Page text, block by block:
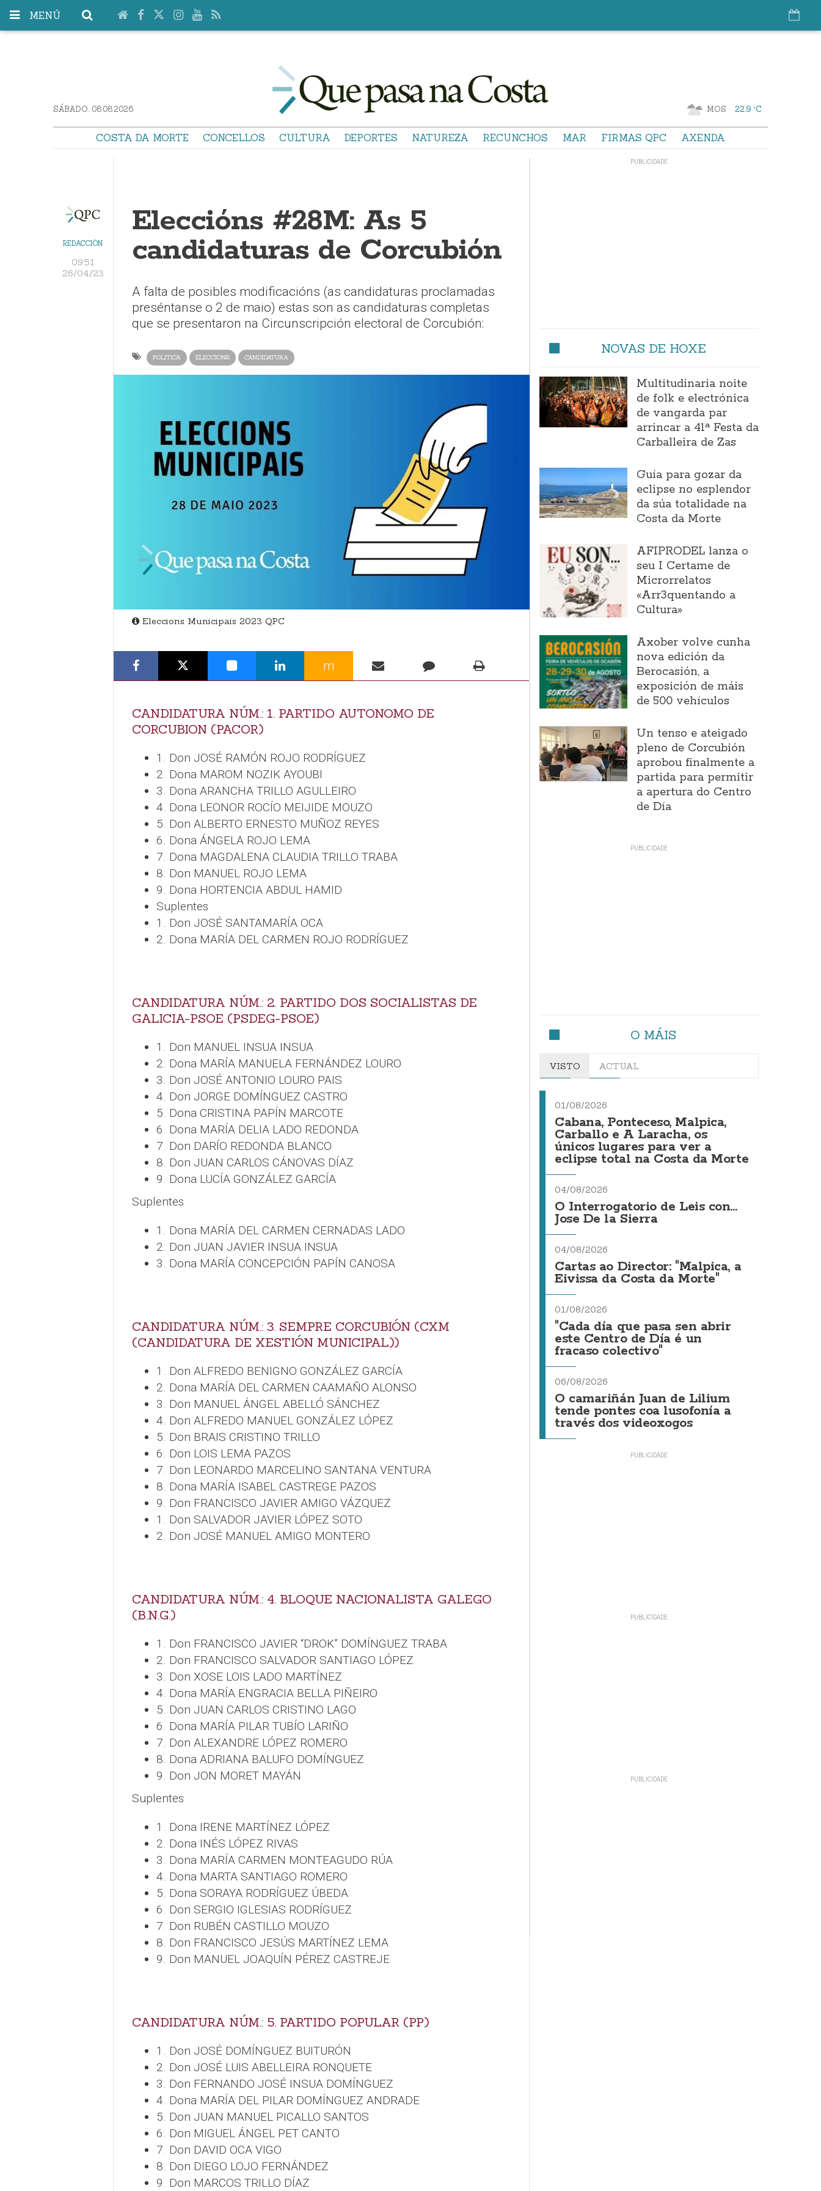
MENÚ
SÁBADO. 08.08.2026 MOS 22.9 °C
COSTA DA MORTE CONCELLOS CULTURA DEPORTES NATUREZA RECUNCHOS MAR FIRMAS QPC AXENDA
REDACCIÓN
09:51
26/04/23
Eleccións #28M: As 5
candidaturas de Corcubión
A falta de posibles modificacións (as candidaturas proclamadas
preséntanse o 2 de maio) estas son as candidaturas completas
que se presentaron na Circunscripción electoral de Corcubión:
POLITICA ELECCIONS CANDIDATURA
Eleccions Municipais 2023 QPC
m
CANDIDATURA NÚM.: 1. PARTIDO AUTONOMO DE
CORCUBION (PACOR)
1. Don JOSÉ RAMÓN ROJO RODRÍGUEZ
2. Dona MAROM NOZIK AYOUBI
3. Dona ARANCHA TRILLO AGULLEIRO
4. Dona LEONOR ROCÍO MEIJIDE MOUZO
5. Don ALBERTO ERNESTO MUÑOZ REYES
6. Dona ÁNGELA ROJO LEMA
7. Dona MAGDALENA CLAUDIA TRILLO TRABA
8. Don MANUEL ROJO LEMA
9. Dona HORTENCIA ABDUL HAMID
Suplentes
1. Don JOSÉ SANTAMARÍA OCA
2. Dona MARÍA DEL CARMEN ROJO RODRÍGUEZ
CANDIDATURA NÚM.: 2. PARTIDO DOS SOCIALISTAS DE
GALICIA-PSOE (PSDEG-PSOE)
1. Don MANUEL INSUA INSUA
2. Dona MARÍA MANUELA FERNÁNDEZ LOURO
3. Don JOSÉ ANTONIO LOURO PAIS
4. Don JORGE DOMÍNGUEZ CASTRO
5. Dona CRISTINA PAPÍN MARCOTE
6. Dona MARÍA DELIA LADO REDONDA
7. Don DARÍO REDONDA BLANCO
8. Don JUAN CARLOS CÁNOVAS DÍAZ
9. Dona LUCÍA GONZÁLEZ GARCÍA
Suplentes
1. Dona MARÍA DEL CARMEN CERNADAS LADO
2. Don JUAN JAVIER INSUA INSUA
3. Dona MARÍA CONCEPCIÓN PAPÍN CANOSA
CANDIDATURA NÚM.: 3. SEMPRE CORCUBIÓN (CXM
(CANDIDATURA DE XESTIÓN MUNICIPAL))
1. Don ALFREDO BENIGNO GONZÁLEZ GARCÍA
2. Dona MARÍA DEL CARMEN CAAMAÑO ALONSO
3. Don MANUEL ÁNGEL ABELLÓ SÁNCHEZ
4. Don ALFREDO MANUEL GONZÁLEZ LÓPEZ
5. Don BRAIS CRISTINO TRILLO
6. Don LOIS LEMA PAZOS
7. Don LEONARDO MARCELINO SANTANA VENTURA
8. Dona MARÍA ISABEL CASTREGE PAZOS
9. Don FRANCISCO JAVIER AMIGO VÁZQUEZ
1. Don SALVADOR JAVIER LÓPEZ SOTO
2. Don JOSÉ MANUEL AMIGO MONTERO
CANDIDATURA NÚM.: 4. BLOQUE NACIONALISTA GALEGO
(B.N.G.)
1. Don FRANCISCO JAVIER “DROK” DOMÍNGUEZ TRABA
2. Don FRANCISCO SALVADOR SANTIAGO LÓPEZ
3. Don XOSE LOIS LADO MARTÍNEZ
4. Dona MARÍA ENGRACIA BELLA PIÑEIRO
5. Don JUAN CARLOS CRISTINO LAGO
6. Dona MARÍA PILAR TUBÍO LARIÑO
7. Don ALEXANDRE LÓPEZ ROMERO
8. Dona ADRIANA BALUFO DOMÍNGUEZ
9. Don JON MORET MAYÁN
Suplentes
1. Dona IRENE MARTÍNEZ LÓPEZ
2. Dona INÉS LÓPEZ RIVAS
3. Dona MARÍA CARMEN MONTEAGUDO RÚA
4. Dona MARTA SANTIAGO ROMERO
5. Dona SORAYA RODRÍGUEZ ÚBEDA
6. Don SERGIO IGLESIAS RODRÍGUEZ
7. Don RUBÉN CASTILLO MOUZO
8. Don FRANCISCO JESÚS MARTÍNEZ LEMA
9. Don MANUEL JOAQUÍN PÉREZ CASTREJE
CANDIDATURA NÚM.: 5. PARTIDO POPULAR (PP)
1. Don JOSÉ DOMÍNGUEZ BUITURÓN
2. Don JOSÉ LUIS ABELLEIRA RONQUETE
3. Don FERNANDO JOSÉ INSUA DOMÍNGUEZ
4. Dona MARÍA DEL PILAR DOMÍNGUEZ ANDRADE
5. Don JUAN MANUEL PICALLO SANTOS
6. Don MIGUEL ÁNGEL PET CANTO
7. Don DAVID OCA VIGO
8. Don DIEGO LOJO FERNÁNDEZ
9. Don MARCOS TRILLO DÍAZ
NOVAS DE HOXE
Multitudinaria noite
de folk e electrónica
de vangarda par
arrincar a 41ª Festa da
Carballeira de Zas
Guía para gozar da
eclipse no esplendor
da súa totalidade na
Costa da Morte
AFIPRODEL lanza o
seu I Certame de
Microrrelatos
«Arr3quentando a
Cultura»
Axober volve cunha
nova edición da
Berocasión, a
exposición de máis
de 500 vehículos
Un tenso e ateigado
pleno de Corcubión
aprobou finalmente a
partida para permitir
a apertura do Centro
de Día
O MÁIS
VISTO ACTUAL
01/08/2026
Cabana, Ponteceso, Malpica,
Carballo e A Laracha, os
únicos lugares para ver a
eclipse total na Costa da Morte
04/08/2026
O Interrogatorio de Leis con...
Jose De la Sierra
04/08/2026
Cartas ao Director: "Malpica, a
Eivissa da Costa da Morte"
01/08/2026
"Cada día que pasa sen abrir
este Centro de Día é un
fracaso colectivo"
06/08/2026
O camariñán Juan de Lilium
tende pontes coa lusofonía a
través dos videoxogos